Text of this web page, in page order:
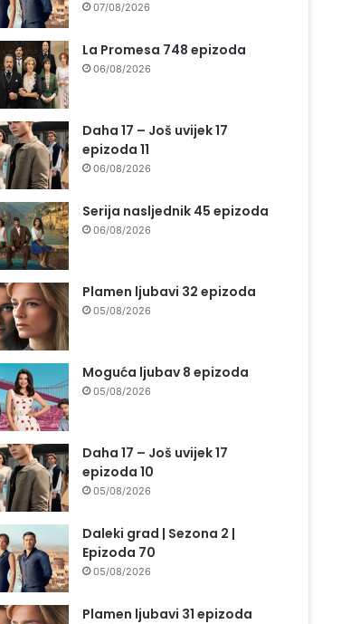
07/08/2026
La Promesa 748 epizoda
06/08/2026
Daha 17 – Još uvijek 17
epizoda 11
06/08/2026
Serija nasljednik 45 epizoda
06/08/2026
Plamen ljubavi 32 epizoda
05/08/2026
Moguća ljubav 8 epizoda
05/08/2026
Daha 17 – Još uvijek 17
epizoda 10
05/08/2026
Daleki grad | Sezona 2 |
Epizoda 70
05/08/2026
Plamen ljubavi 31 epizoda